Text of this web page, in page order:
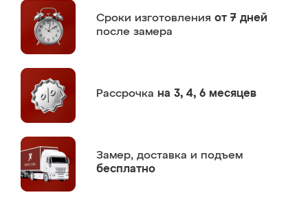
Сроки изготовления от 7 дней
после замера
Рассрочка на 3, 4, 6 месяцев
Замер, доставка и подъем
бесплатно